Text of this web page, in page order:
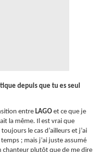
depuis que tu es seul
entre LAGO et ce que je
la même. Il est vrai que
le cas d’ailleurs et j’ai
; mais j’ai juste assumé
chanteur plutôt que de me dire